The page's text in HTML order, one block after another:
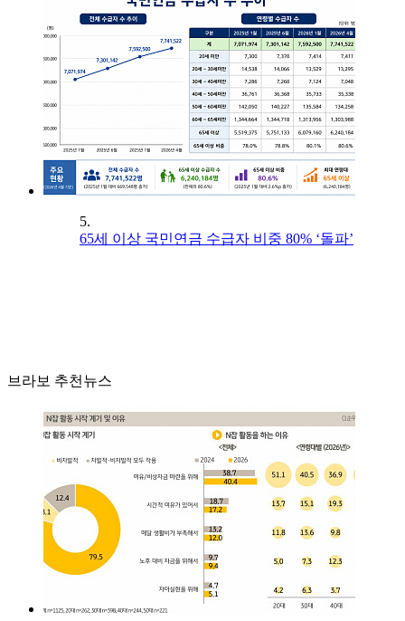
5.
65세 이상 국민연금 수급자 비중 80% ‘돌파’
브라보 추천뉴스